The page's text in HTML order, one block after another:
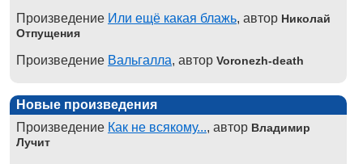
Произведение Или ещё какая блажь, автор Николай
Отпущения
Произведение Вальгалла, автор Voronezh-death
Новые произведения
Произведение Как не всякому..., автор Владимир
Лучит